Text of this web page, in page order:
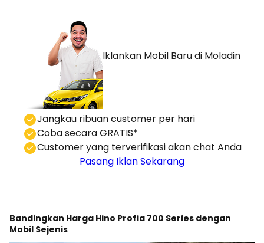
Iklankan Mobil Barudi Moladin
⁠Jangkau ribuan customer per hari
Coba secara GRATIS*
⁠⁠Customer yang terverifikasi akan chat Anda
Pasang Iklan Sekarang
Bandingkan Harga Hino Profia 700 Series dengan
Mobil Sejenis